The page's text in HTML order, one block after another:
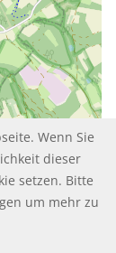
contributors
Wenn Sie
dieser
setzen. Bitte
um mehr zu